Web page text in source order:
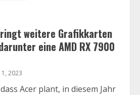
weitere Grafikkarten
eine AMD RX 7900
2023
Acer plant, in diesem Jahr